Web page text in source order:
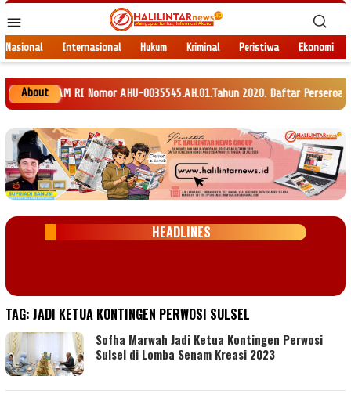
ke
kontenMobile
Nasional Internasional Hukum Kriminal Peristiwa Ekonomi
About
DAN HAM RI Nomor AHU-0035545.AH.01.Tahun 2020. Daftar
HEADLINES
TAG: JADI KETUA KONTINGEN PERWOSI SULSEL
Sofha Marwah Jadi Ketua Kontingen Perwosi
Sulsel di Lomba Senam Kreasi 2023